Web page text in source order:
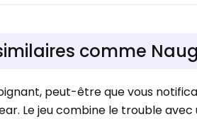
comme
peut-être que vous
Le jeu combine le trouble